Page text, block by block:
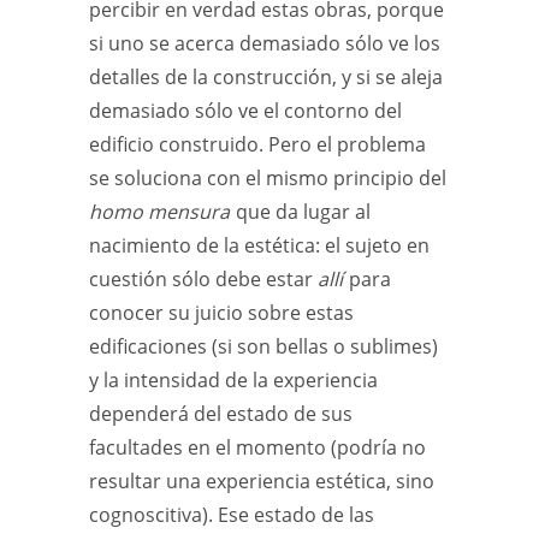
percibir en verdad estas obras, porque
si uno se acerca demasiado sólo ve los
detalles de la construcción, y si se aleja
demasiado sólo ve el contorno del
edificio construido. Pero el problema
se soluciona con el mismo principio del
homo mensura que da lugar al
nacimiento de la estética: el sujeto en
cuestión sólo debe estar allípara
conocer su juicio sobre estas
edificaciones (si son bellas o sublimes)
y la intensidad de la experiencia
dependerá del estado de sus
facultades en el momento (podría no
resultar una experiencia estética, sino
cognoscitiva). Ese estado de las